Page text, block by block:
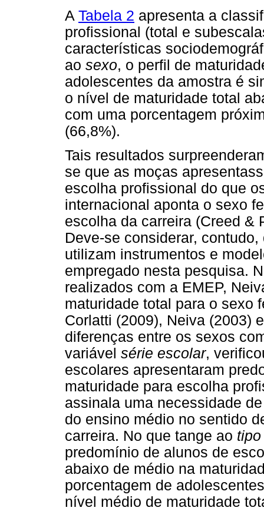
A Tabela 2 apresenta a
profissional (total e
características
ao sexo, o perfil de
adolescentes da amostra é
o nível de maturidade total
com uma porcentagem
(66,8%).
Tais resultados
se que as moças
escolha profissional do que
internacional aponta o sexo
escolha da carreira (Creed &
Deve-se considerar,
utilizam instrumentos e
empregado nesta pesquisa.
realizados com a EMEP,
maturidade total para o sexo
Corlatti (2009), Neiva (2003)
diferenças entre os sexos
variável série escolar,
escolares apresentaram
maturidade para escolha
assinala uma necessidade
do ensino médio no sentido
carreira. No que tange ao
predomínio de alunos de
abaixo de médio na
porcentagem de
nível médio de maturidade